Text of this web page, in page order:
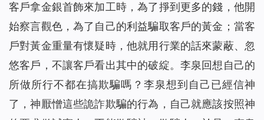
客戶拿金銀首飾來加工時，為了掙到更多的錢，他開
始察言觀色，為了自己的利益騙取客戶的黃金；當客
戶對黃金重量有懷疑時，他就用行業的話來蒙蔽、忽
悠客戶，不讓客戶看出其中的破綻。李泉回想自己的
所做所行不都在搞欺騙嗎？李泉想到自己已經信神
了，神厭憎這些詭詐欺騙的行為，自己就應該按照神